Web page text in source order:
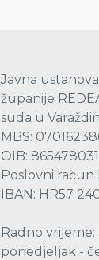
Javna
županije
suda u
MBS:
OIB:
Poslovni račun
IBAN: HR57
Radno vrijeme:
ponedjeljak -